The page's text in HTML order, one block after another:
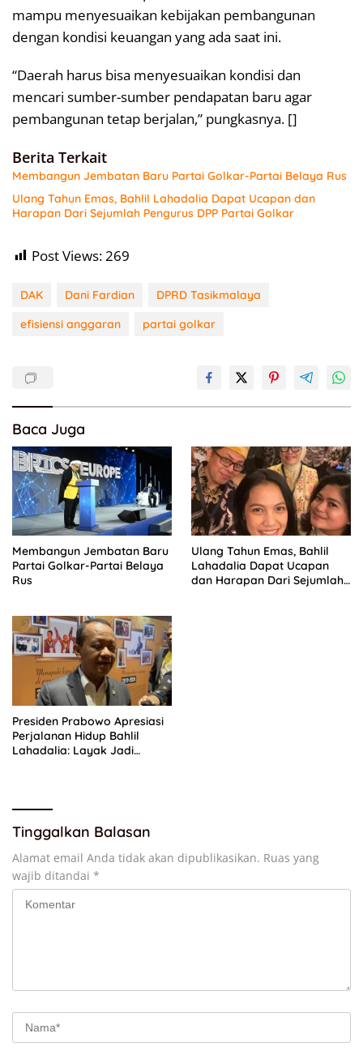
mampu menyesuaikan kebijakan pembangunan
dengan kondisi keuangan yang ada saat ini.
“Daerah harus bisa menyesuaikan kondisi dan
mencari sumber-sumber pendapatan baru agar
pembangunan tetap berjalan,” pungkasnya. []
Berita Terkait
Membangun Jembatan Baru Partai Golkar-Partai Belaya Rus
Ulang Tahun Emas, Bahlil Lahadalia Dapat Ucapan dan
Harapan Dari Sejumlah Pengurus DPP Partai Golkar
Post Views:269
DAK Dani Fardian
DPRD Tasikmalaya
efisiensi anggaran
partai golkar
Baca Juga
Membangun Jembatan Baru
Partai Golkar-Partai Belaya
Rus
Ulang Tahun Emas, Bahlil
Lahadalia Dapat Ucapan
dan Harapan Dari Sejumlah
Presiden Prabowo Apresiasi
Perjalanan Hidup Bahlil
Lahadalia: Layak Jadi
Tinggalkan Balasan
Alamat email Anda tidak akan dipublikasikan. Ruas yang
wajib ditandai *